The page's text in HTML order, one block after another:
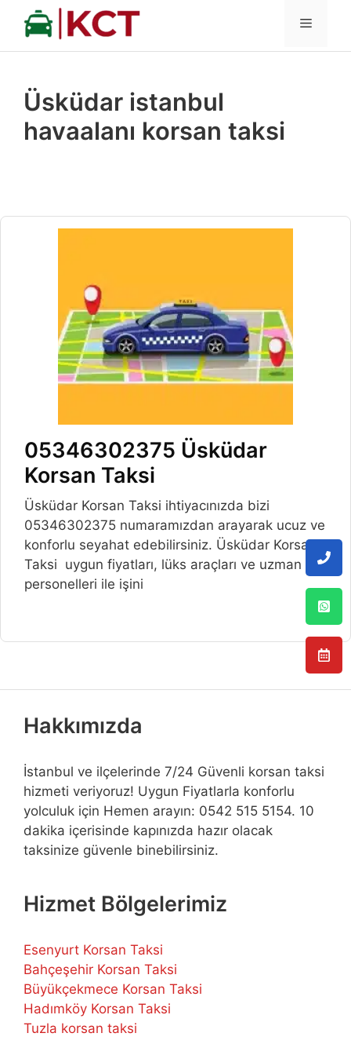
İçeriğe
MENÜ
Üsküdar istanbul
havaalanı korsan taksi
05346302375 Üsküdar
Korsan Taksi
Üsküdar Korsan Taksi ihtiyacınızda bizi
05346302375 numaramızdan arayarak ucuz ve
konforlu seyahat edebilirsiniz. Üsküdar Korsan
Taksi uygun fiyatları, lüks araçları ve uzman
personelleri ile işini
Hakkımızda
İstanbul ve ilçelerinde 7/24 Güvenli korsan taksi
hizmeti veriyoruz! Uygun Fiyatlarla konforlu
yolculuk için Hemen arayın: 0542 515 5154. 10
dakika içerisinde kapınızda hazır olacak
taksinize güvenle binebilirsiniz.
Hizmet Bölgelerimiz
Esenyurt Korsan Taksi
Bahçeşehir Korsan Taksi
Büyükçekmece Korsan Taksi
Hadımköy Korsan Taksi
Tuzla korsan taksi